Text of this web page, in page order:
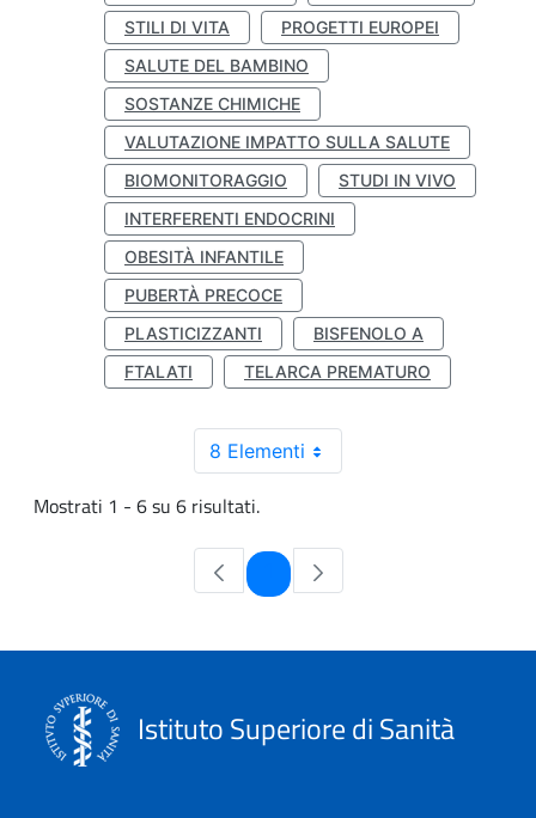
STILI DI VITA
PROGETTI EUROPEI
SALUTE DEL BAMBINO
SOSTANZE CHIMICHE
VALUTAZIONE IMPATTO SULLA SALUTE
BIOMONITORAGGIO
STUDI IN VIVO
INTERFERENTI ENDOCRINI
OBESITÀ INFANTILE
PUBERTÀ PRECOCE
PLASTICIZZANTI
BISFENOLO A
FTALATI
TELARCA PREMATURO
8 Elementi
Mostrati 1 - 6 su 6 risultati.
Pagina
Istituto Superiore di Sanità